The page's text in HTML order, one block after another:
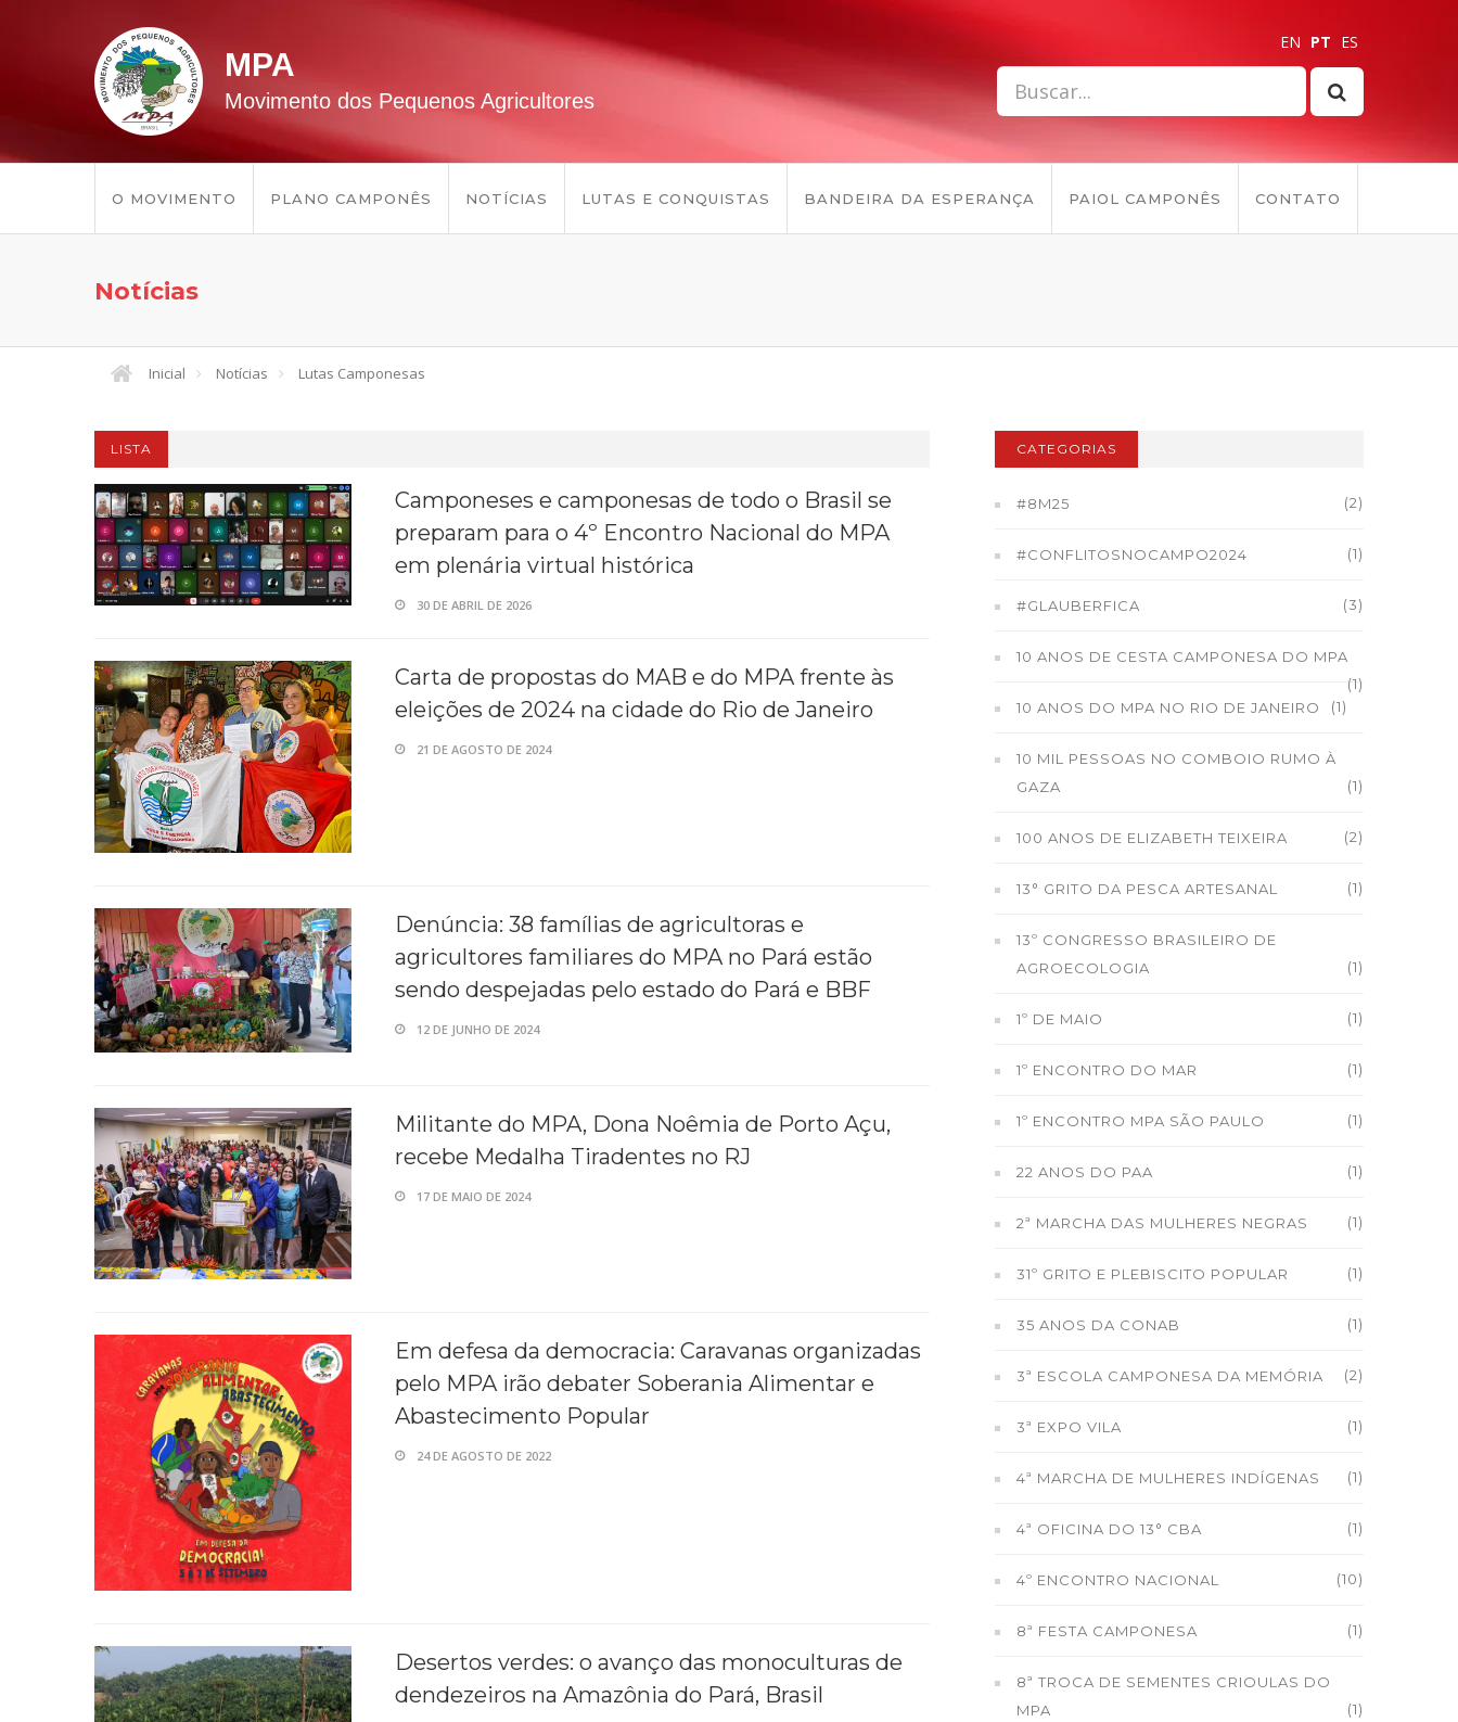
MPA
Movimento dos Pequenos Agricultores
EN PT ES
O MOVIMENTO PLANO CAMPONÊS NOTÍCIAS LUTAS E CONQUISTAS BANDEIRA DA ESPERANÇA PAIOL CAMPONÊS CONTATO
Notícias
Inicial Notícias Lutas Camponesas
LISTA
Camponeses e camponesas de todo o Brasil se
preparam para o 4º Encontro Nacional do MPA
em plenária virtual histórica
30 DE ABRIL DE 2026
Carta de propostas do MAB e do MPA frente às
eleições de 2024 na cidade do Rio de Janeiro
21 DE AGOSTO DE 2024
Denúncia: 38 famílias de agricultoras e
agricultores familiares do MPA no Pará estão
sendo despejadas pelo estado do Pará e BBF
12 DE JUNHO DE 2024
Militante do MPA, Dona Noêmia de Porto Açu,
recebe Medalha Tiradentes no RJ
17 DE MAIO DE 2024
Em defesa da democracia: Caravanas organizadas
pelo MPA irão debater Soberania Alimentar e
Abastecimento Popular
24 DE AGOSTO DE 2022
Desertos verdes: o avanço das monoculturas de
dendezeiros na Amazônia do Pará, Brasil
CATEGORIAS
#8M25 (2)
#CONFLITOSNOCAMPO2024 (1)
#GLAUBERFICA (3)
10 ANOS DE CESTA CAMPONESA DO MPA
(1)
10 ANOS DO MPA NO RIO DE JANEIRO
(1)
10 MIL PESSOAS NO COMBOIO RUMO À
GAZA
(1)
100 ANOS DE ELIZABETH TEIXEIRA (2)
13° GRITO DA PESCA ARTESANAL (1)
13º CONGRESSO BRASILEIRO DE
AGROECOLOGIA
(1)
1º DE MAIO (1)
1º ENCONTRO DO MAR (1)
1º ENCONTRO MPA SÃO PAULO (1)
22 ANOS DO PAA (1)
2ª MARCHA DAS MULHERES NEGRAS (1)
31º GRITO E PLEBISCITO POPULAR (1)
35 ANOS DA CONAB (1)
3ª ESCOLA CAMPONESA DA MEMÓRIA (2)
3ª EXPO VILA (1)
4ª MARCHA DE MULHERES INDÍGENAS (1)
4ª OFICINA DO 13° CBA (1)
4º ENCONTRO NACIONAL (10)
8ª FESTA CAMPONESA (1)
8ª TROCA DE SEMENTES CRIOULAS DO
MPA
(1)